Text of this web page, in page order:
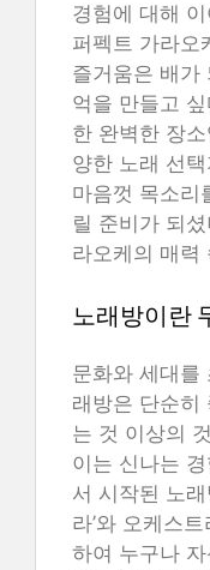
경험에 대해
퍼펙트 가라오
즐거움은 배가
억을 만들고
한 완벽한 장
양한 노래 선
마음껏 목소리
릴 준비가 되
라오케의 매력
노래방이란
문화와 세대를
래방은 단순히
는 것 이상의
이는 신나는
서 시작된 노
라’와 오케스
하여 누구나